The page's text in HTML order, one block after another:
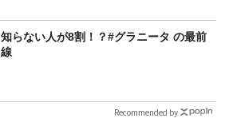
知らない人が8割！？#グラニータ の最前
線
Recommended by